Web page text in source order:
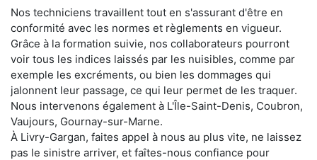
Nos techniciens travaillent tout en s'assurant d'être en
conformité avec les normes et règlements en vigueur.
Grâce à la formation suivie, nos collaborateurs pourront
voir tous les indices laissés par les nuisibles, comme par
exemple les excréments, ou bien les dommages qui
jalonnent leur passage, ce qui leur permet de les traquer.
Nous intervenons également à L'Île-Saint-Denis, Coubron,
Vaujours, Gournay-sur-Marne.
À Livry-Gargan, faites appel à nous au plus vite, ne laissez
pas le sinistre arriver, et faîtes-nous confiance pour